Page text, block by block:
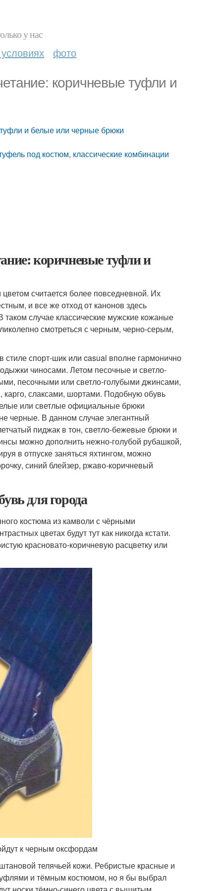
у нас
фото
коричневые туфли и
и белые или черные брюки
под костюм, классические комбинации
коричневые туфли и
считается более повседневной. Их
и все же отход от канонов здесь
случае классические мужские кожаные
смотреться с черным, черно-серым,
спорт-шик или casual вполне гармонично
чиносами. Летом песочные и светло-
песочными или светло-голубыми джинсами,
слаксами, шортами. Подобную обувь
или светлые официальные брюки
черные. В данном случае элегантный
пиджак в тон, светло-бежевые брюки и
можно дополнить нежно-голубой рубашкой,
в отпуске заняться яхтингом, можно
синий блейзер, ржаво-коричневый
для города
костюма из камволи с чёрными
цветах будут тут как никогда кстати.
красновато-коричневую расцветку или
к черным оксфордам
телячьей кожи. Ребристые красные и
и тёмным костюмом, но я бы выбрал